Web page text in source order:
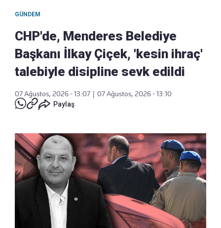
GÜNDEM
CHP'de, Menderes Belediye
Başkanı İlkay Çiçek, 'kesin ihraç'
talebiyle disipline sevk edildi
07 Ağustos, 2026 - 13:07
07 Ağustos, 2026 - 13:10
Paylaş